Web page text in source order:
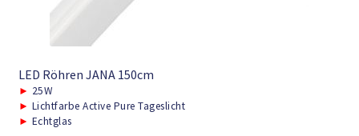
LED Röhren JANA 150cm
► 25W
► Lichtfarbe Active Pure Tageslicht
► Echtglas